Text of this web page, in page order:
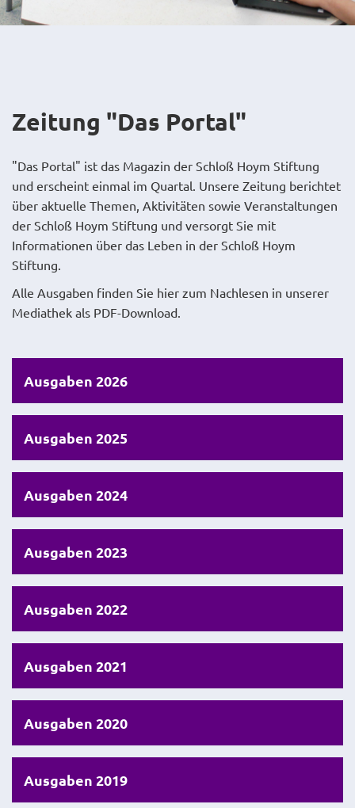
Zeitung "Das Portal"
"Das Portal" ist das Magazin der Schloß Hoym Stiftung
und erscheint einmal im Quartal. Unsere Zeitung berichtet
über aktuelle Themen, Aktivitäten sowie Veranstaltungen
der Schloß Hoym Stiftung und versorgt Sie mit
Informationen über das Leben in der Schloß Hoym
Stiftung.
Alle Ausgaben finden Sie hier zum Nachlesen in unserer
Mediathek als PDF-Download.
Ausgaben 2026
Ausgaben 2025
Ausgaben 2024
Ausgaben 2023
Ausgaben 2022
Ausgaben 2021
Ausgaben 2020
Ausgaben 2019